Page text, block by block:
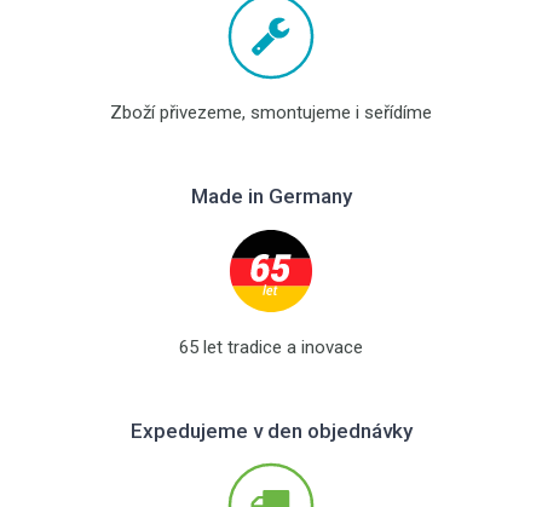
Zboží přivezeme, smontujeme i seřídíme
Made in Germany
65 let tradice a inovace
Expedujeme v den objednávky